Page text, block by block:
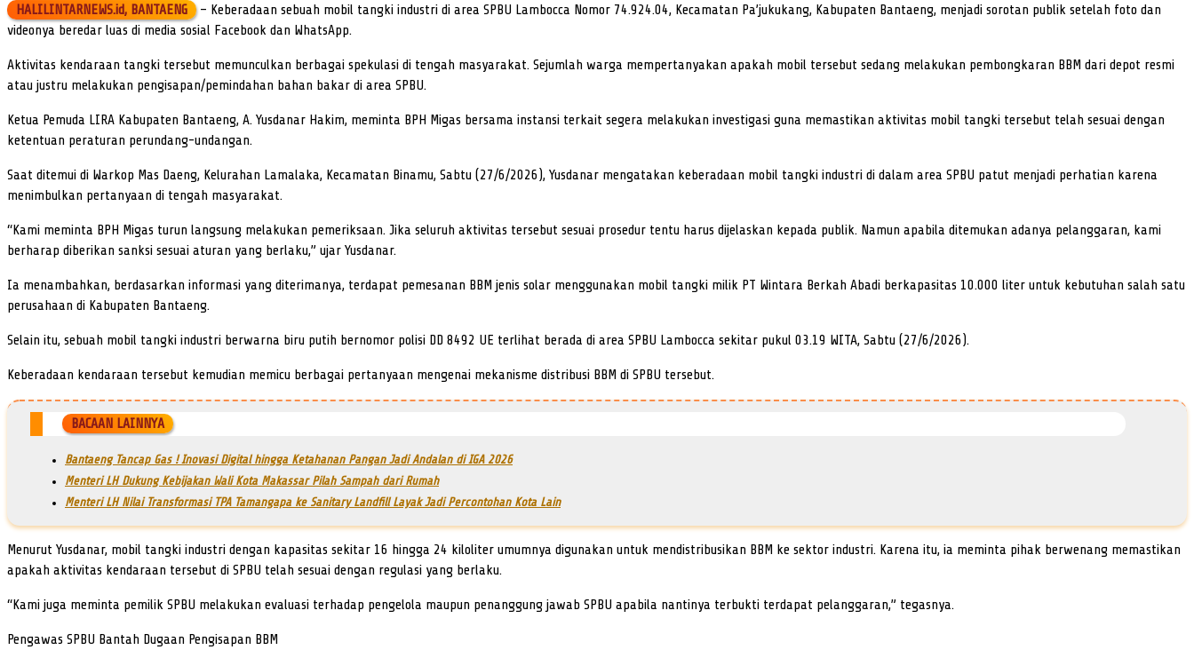
HALILINTARNEWS.id, BANTAENG – Keberadaan sebuah mobil tangki industri di area SPBU Lambocca Nomor 74.924.04, Kecamatan Pa’jukukang, Kabupaten Bantaeng, menjadi sorotan publik setelah foto dan
videonya beredar luas di media sosial Facebook dan WhatsApp.
Aktivitas kendaraan tangki tersebut memunculkan berbagai spekulasi di tengah masyarakat. Sejumlah warga mempertanyakan apakah mobil tersebut sedang melakukan pembongkaran BBM dari depot resmi
atau justru melakukan pengisapan/pemindahan bahan bakar di area SPBU.
Ketua Pemuda LIRA Kabupaten Bantaeng, A. Yusdanar Hakim, meminta BPH Migas bersama instansi terkait segera melakukan investigasi guna memastikan aktivitas mobil tangki tersebut telah sesuai dengan
ketentuan peraturan perundang-undangan.
Saat ditemui di Warkop Mas Daeng, Kelurahan Lamalaka, Kecamatan Binamu, Sabtu (27/6/2026), Yusdanar mengatakan keberadaan mobil tangki industri di dalam area SPBU patut menjadi perhatian karena
menimbulkan pertanyaan di tengah masyarakat.
“Kami meminta BPH Migas turun langsung melakukan pemeriksaan. Jika seluruh aktivitas tersebut sesuai prosedur tentu harus dijelaskan kepada publik. Namun apabila ditemukan adanya pelanggaran, kami
berharap diberikan sanksi sesuai aturan yang berlaku,” ujar Yusdanar.
Ia menambahkan, berdasarkan informasi yang diterimanya, terdapat pemesanan BBM jenis solar menggunakan mobil tangki milik PT Wintara Berkah Abadi berkapasitas 10.000 liter untuk kebutuhan salah satu
perusahaan di Kabupaten Bantaeng.
Selain itu, sebuah mobil tangki industri berwarna biru putih bernomor polisi DD 8492 UE terlihat berada di area SPBU Lambocca sekitar pukul 03.19 WITA, Sabtu (27/6/2026).
Keberadaan kendaraan tersebut kemudian memicu berbagai pertanyaan mengenai mekanisme distribusi BBM di SPBU tersebut.
BACAAN LAINNYA
Bantaeng Tancap Gas ! Inovasi Digital hingga Ketahanan Pangan Jadi Andalan di IGA 2026
Menteri LH Dukung Kebijakan Wali Kota Makassar Pilah Sampah dari Rumah
Menteri LH Nilai Transformasi TPA Tamangapa ke Sanitary Landfill Layak Jadi Percontohan Kota Lain
Menurut Yusdanar, mobil tangki industri dengan kapasitas sekitar 16 hingga 24 kiloliter umumnya digunakan untuk mendistribusikan BBM ke sektor industri. Karena itu, ia meminta pihak berwenang memastikan
apakah aktivitas kendaraan tersebut di SPBU telah sesuai dengan regulasi yang berlaku.
“Kami juga meminta pemilik SPBU melakukan evaluasi terhadap pengelola maupun penanggung jawab SPBU apabila nantinya terbukti terdapat pelanggaran,” tegasnya.
Pengawas SPBU Bantah Dugaan Pengisapan BBM